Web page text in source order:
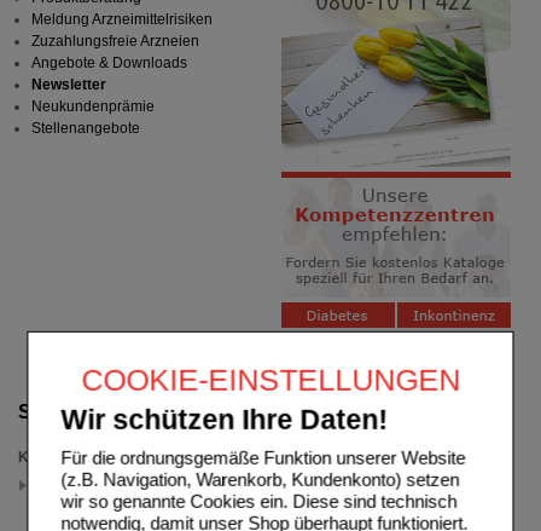
COOKIE-EINSTELLUNGEN
Wir schützen Ihre Daten!
Für die ordnungsgemäße Funktion unserer Website
(z.B. Navigation, Warenkorb, Kundenkonto) setzen
wir so genannte Cookies ein. Diese sind technisch
notwendig, damit unser Shop überhaupt funktioniert.
Suche verfeinern
Kategorien
Akne - unreine Haut
(auswahl entfernen)
Meldung Arzneimittelrisiken
Zuzahlungsfreie Arzneien
Angebote & Downloads
Newsletter
Neukundenprämie
Stellenangebote